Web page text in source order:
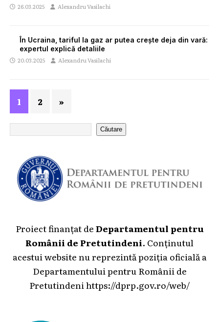
26.03.2025 Alexandru Vasilachi
În Ucraina, tariful la gaz ar putea crește deja din vară:
expertul explică detaliile
20.03.2025 Alexandru Vasilachi
1 2 »
Căutare
Proiect finanțat deDepartamentul pentru
Românii de Pretutindeni. Conținutul
acestui website nu reprezintă poziția oficială a
Departamentului pentru Românii de
Pretutindeni https://dprp.gov.ro/web/